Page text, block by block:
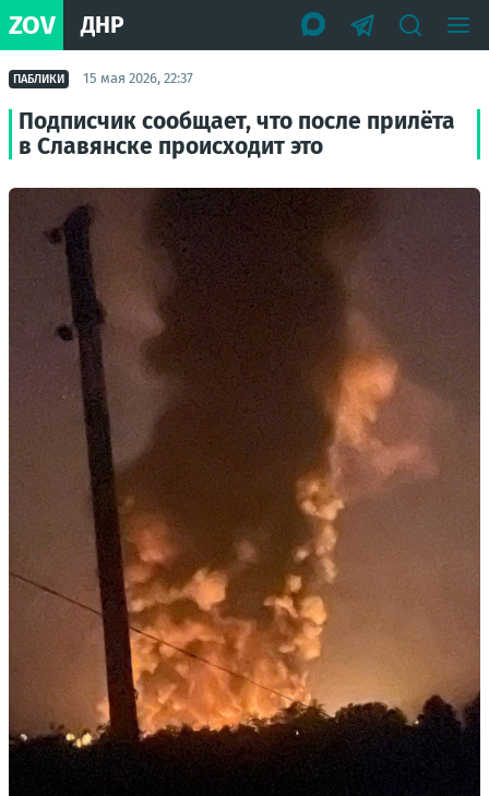
ZOV ДНР
ПАБЛИКИ 15 мая 2026, 22:37
Подписчик сообщает, что после прилёта
в Славянске происходит это